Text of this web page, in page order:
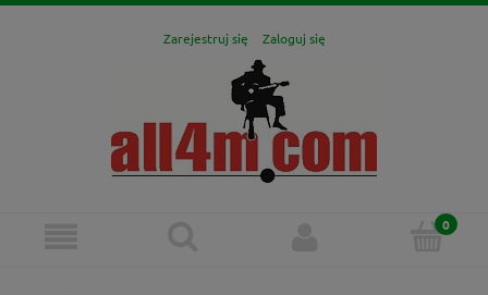
Zarejestruj się Zaloguj się